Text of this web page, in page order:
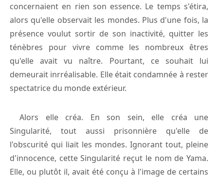
concernaient en rien son essence. Le temps s'étira,
alors qu'elle observait les mondes. Plus d'une fois, la
présence voulut sortir de son inactivité, quitter les
ténèbres pour vivre comme les nombreux êtres
qu'elle avait vu naître. Pourtant, ce souhait lui
demeurait inrréalisable. Elle était condamnée à rester
spectatrice du monde extérieur.
Alors elle créa. En son sein, elle créa une
Singularité, tout aussi prisonnière qu'elle de
l'obscurité qui liait les mondes. Ignorant tout, pleine
d'innocence, cette Singularité reçut le nom de Yama.
Elle, ou plutôt il, avait été conçu à l'image de certains